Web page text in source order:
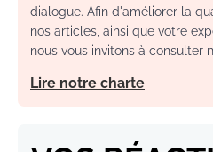
dialogue. Afin d'améliorer la
nos articles, ainsi que votre
nous vous invitons à consulter
Lire notre charte